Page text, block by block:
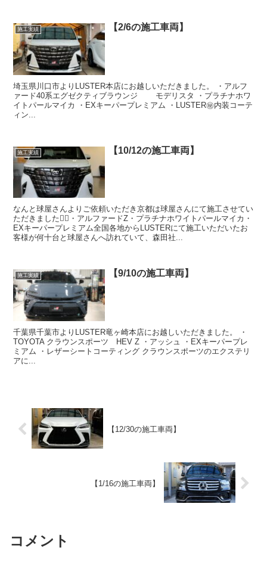
施工実績 【2/6の施工車両】
埼玉県川口市よりLUSTER本店にお越しいただきました。 ・アルフ
ァード40系エグゼクティブラウンジ モデリスタ ・プラチナホワ
イトパールマイカ ・EXキーパープレミアム ・LUSTER㊙️内装コーテ
ィン...
施工実績 【10/12の施工車両】
なんと球屋さんよりご依頼いただき京都は球屋さんにて施工させてい
ただきました🙇‍♂️・アルファードZ・プラチナホワイトパールマイカ・
EXキーパープレミアム全国各地からLUSTERにて施工いただいたお
客様が何十台と球屋さんへ訪れていて、森田社...
施工実績 【9/10の施工車両】
千葉県千葉市よりLUSTER竜ヶ崎本店にお越しいただきました。 ・
TOYOTA クラウンスポーツ HEV Z ・アッシュ ・EXキーパープレ
ミアム ・レザーシートコーティング クラウンスポーツのエクステリ
アに...
【12/30の施工車両】
【1/16の施工車両】
コメント